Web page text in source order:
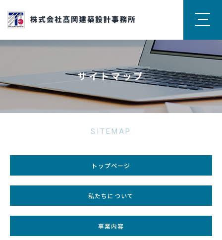
サイトマップ
SITEMAP
トップページ
私たちについて
事業内容